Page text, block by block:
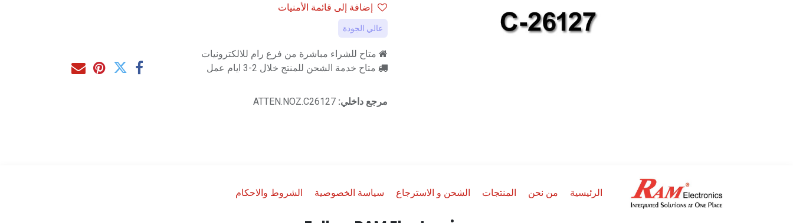
إضافة إلى قائمة الأمنيات
عالي الجودة
متاح للشراء مباشرة من فرع رام للالكترونيات
متاح خدمة الشحن للمنتج خلال 2-3 ايام عمل
مرجع داخلي: ATTEN.NOZ.C26127
الرئيسية من نحن المنتجات الشحن و الاسترجاع سياسة الخصوصية الشروط والاحكام